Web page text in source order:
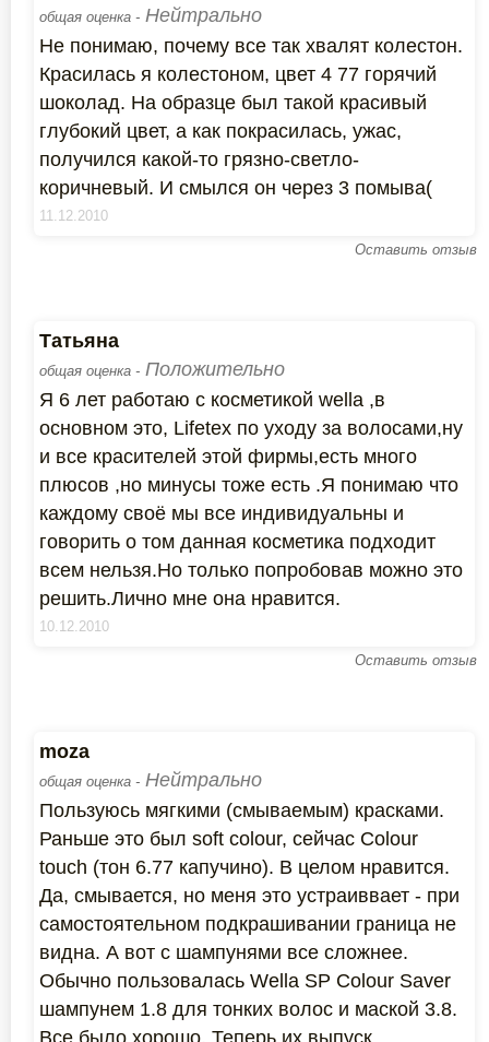
общая оценка - Нейтрально
Не понимаю, почему все так хвалят колестон.
Красилась я колестоном, цвет 4 77 горячий
шоколад. На образце был такой красивый
глубокий цвет, а как покрасилась, ужас,
получился какой-то грязно-светло-
коричневый. И смылся он через 3 помыва(
11.12.2010
Оставить отзыв
Татьяна
общая оценка - Положительно
Я 6 лет работаю с косметикой wella ,в
основном это, Lifеtex по уходу за волосами,ну
и все красителей этой фирмы,есть много
плюсов ,но минусы тоже есть .Я понимаю что
каждому своё мы все индивидуальны и
говорить о том данная косметика подходит
всем нельзя.Но только попробовав можно это
решить.Лично мне она нравится.
10.12.2010
Оставить отзыв
moza
общая оценка - Нейтрально
Пользуюсь мягкими (смываемым) красками.
Раньше это был soft colour, сейчас Colour
touch (тон 6.77 капучино). В целом нравится.
Да, смывается, но меня это устраиввает - при
самостоятельном подкрашивании граница не
видна. А вот с шампунями все сложнее.
Обычно пользовалась Wella SP Colour Saver
шампунем 1.8 для тонких волос и маской 3.8.